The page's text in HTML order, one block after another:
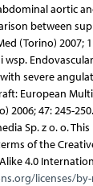
aortic
between
(Torino) 2007;
i wsp.
severe
European
2006; 47: 245-250.
Sp. z o. o.
of the
4.0
licenses/by-